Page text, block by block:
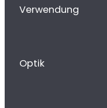
Verwendung
Optik